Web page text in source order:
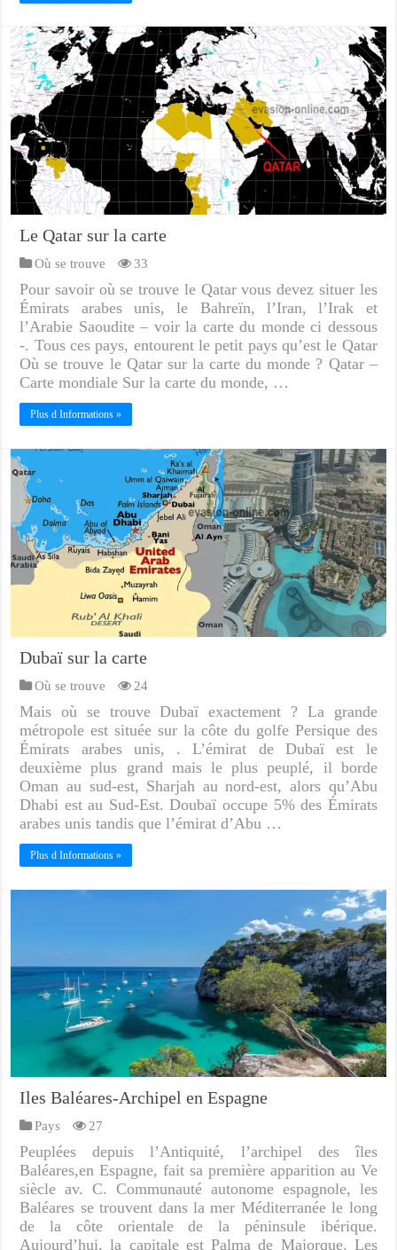
Le Qatar sur la carte
Où se trouve 33
Pour savoir où se trouve le Qatar vous devez situer les
Émirats arabes unis, le Bahreïn, l’Iran, l’Irak et
l’Arabie Saoudite – voir la carte du monde ci dessous
-. Tous ces pays, entourent le petit pays qu’est le Qatar
Où se trouve le Qatar sur la carte du monde ? Qatar –
Carte mondiale Sur la carte du monde, …
Plus d Informations »
Dubaï sur la carte
Où se trouve 24
Mais où se trouve Dubaï exactement ? La grande
métropole est située sur la côte du golfe Persique des
Émirats arabes unis, . L’émirat de Dubaï est le
deuxième plus grand mais le plus peuplé, il borde
Oman au sud-est, Sharjah au nord-est, alors qu’Abu
Dhabi est au Sud-Est. Doubaï occupe 5% des Émirats
arabes unis tandis que l’émirat d’Abu …
Plus d Informations »
Iles Baléares-Archipel en Espagne
Pays 27
Peuplées depuis l’Antiquité, l’archipel des îles
Baléares,en Espagne, fait sa première apparition au Ve
siècle av. C. Communauté autonome espagnole, les
Baléares se trouvent dans la mer Méditerranée le long
de la côte orientale de la péninsule ibérique.
Aujourd’hui, la capitale est Palma de Majorque. Les